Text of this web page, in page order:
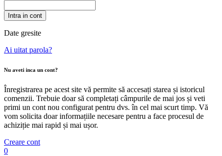
Intra in cont
Date gresite
Ai uitat parola?
Nu aveti inca un cont?
Înregistrarea pe acest site vă permite să accesați starea și istoricul
comenzii. Trebuie doar să completați câmpurile de mai jos și veti
primi un cont nou configurat pentru dvs. în cel mai scurt timp. Vă
vom solicita doar informațiile necesare pentru a face procesul de
achiziție mai rapid și mai ușor.
Creare cont
0